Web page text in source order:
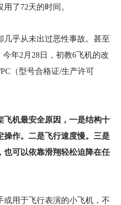
了72天的时间。
乎从未出过恶性事故。甚至
年2月28日，初教6飞机的改
（型号合格证/生产许可
飞机最安全原因，一是结构十
操作。二是飞行速度慢。三是
也可以依靠滑翔轻松迫降在任
或用于飞行表演的小飞机，不